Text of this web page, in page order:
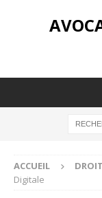
ACCUEIL DROIT
Digitale